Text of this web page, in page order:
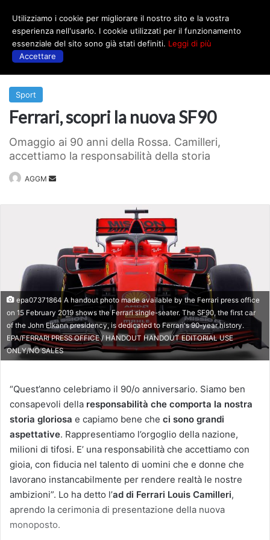
Sport
Ferrari, scopri la nuova SF90
Omaggio ai 90 anni della Rossa. Camilleri,
accettiamo la responsabilità della storia
AGGM
Invia
epa07371864 A handout photo made available by the Ferrari press office
on 15 February 2019 shows the Ferrari single-seater. The SF90, the first car
of the John Elkann presidency, is dedicated to Ferrari's 90-year history.
EPA/FERRARI PRESS OFFICE / HANDOUT HANDOUT EDITORIAL USE
ONLY/NO SALES
“Quest’anno celebriamo il 90/o anniversario. Siamo ben
consapevoli della responsabilità che comporta la nostra
storia gloriosa e capiamo bene che ci sono grandi
aspettative. Rappresentiamo l’orgoglio della nazione,
milioni di tifosi. E’ una responsabilità che accettiamo con
gioia, con fiducia nel talento di uomini che e donne che
lavorano instancabilmente per rendere realtà le nostre
ambizioni”. Lo ha detto l’ad di Ferrari Louis Camilleri,
aprendo la cerimonia di presentazione della nuova
monoposto.
Utilizziamo i cookie per migliorare il nostro sito e la vostra
esperienza nell'usarlo. I cookie utilizzati per il funzionamento
essenziale del sito sono già stati definiti. Leggi di più
Accettare